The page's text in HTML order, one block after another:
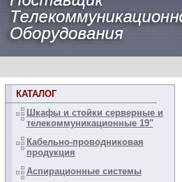
КАТАЛОГ
Шкафы и стойки серверные и
телекоммуникационные 19"
Кабельно-проводниковая
продукция
Аспирационные системы